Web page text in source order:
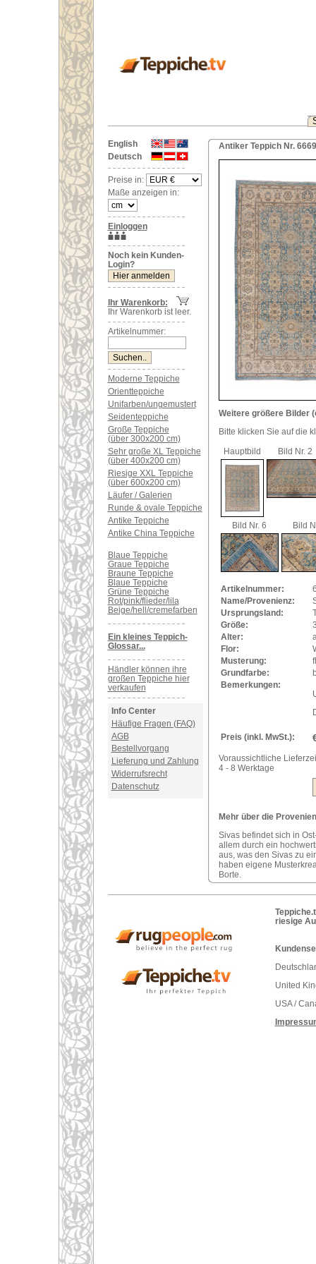
English
Deutsch
Preise in:
Maße anzeigen in:
Einloggen
Noch kein Kunden-
Login?
Ihr Warenkorb:
Ihr Warenkorb ist leer.
Artikelnummer:
Moderne Teppiche
Orientteppiche
Unifarben/ungemustert
Seidenteppiche
Große Teppiche
(über 300x200 cm)
Sehr große XL Teppiche
(über 400x200 cm)
Riesige XXL Teppiche
(über 600x200 cm)
Läufer / Galerien
Runde & ovale Teppiche
Antike Teppiche
Antike China Teppiche
Blaue Teppiche
Graue Teppiche
Braune Teppiche
Blaue Teppiche
Grüne Teppiche
Rot/pink/flieder/lila
Beige/hell/cremefarben
Ein kleines Teppich-
Glossar...
Händler können ihre
großen Teppiche hier
verkaufen
Info Center
Häufige Fragen (FAQ)
AGB
Bestellvorgang
Lieferung und Zahlung
Widerrufsrecht
Datenschutz
Antiker Teppich Nr.
Weitere größere Bilder
Bitte klicken Sie auf die
Hauptbild
Bild Nr. 2
Bild Nr. 6 Bild
Artikelnummer:
Name/Provenienz:
Ursprungsland:
Größe:
Alter:
Flor:
Musterung:
Grundfarbe:
Bemerkungen:
Preis (inkl. MwSt.):
Voraussichtliche
4 - 8 Werktage
Mehr über die
Sivas befindet sich in
allem durch ein
aus, was den Sivas zu
haben eigene
Borte.
riesige
United
USA /